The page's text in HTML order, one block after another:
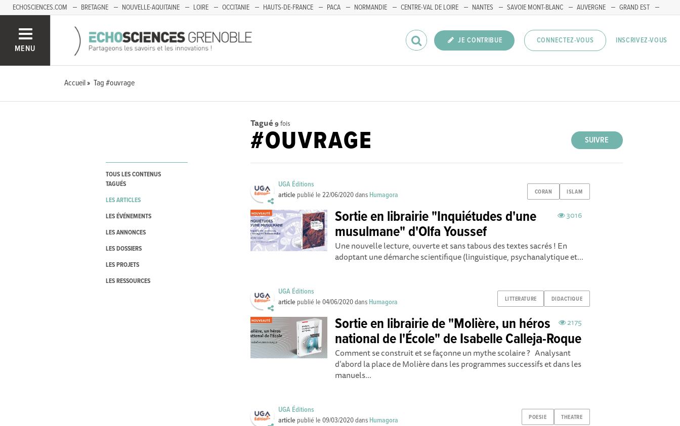
ECHOSCIENCES.COM BRETAGNE NOUVELLE-AQUITAINE LOIRE OCCITANIE HAUTS-DE-FRANCE PACA NORMANDIE CENTRE-VAL DE LOIRE NANTES SAVOIE MONT-BLANC AUVERGNE
GRAND EST
MENU
JE CONTRIBUE CONNECTEZ-VOUS INSCRIVEZ-VOUS
Accueil Tag #ouvrage
TOUS LES CONTENUS
TAGUÉS
LES ARTICLES
LES ÉVÉNEMENTS
LES ANNONCES
LES DOSSIERS
LES PROJETS
LES RESSOURCES
Tagué 9 fois
SUIVRE
#OUVRAGE
CORAN ISLAM
UGA Éditions
article publié le22/06/2020dans Humagora
3016
Sortie en librairie "Inquiétudes d'une
musulmane" d'Olfa Youssef
Une nouvelle lecture, ouverte et sans tabous des textes sacrés ! En
adoptant une démarche scientifique (linguistique, psychanalytique et...
LITTERATURE DIDACTIQUE
UGA Éditions
article publié le04/06/2020dans Humagora
2175
Sortie en librairie de "Molière, un héros
national de l'École" de Isabelle Calleja-Roque
Comment se construit et se façonne un mythe scolaire ? Analysant
d’abord la place de Molière dans les programmes successifs et dans les
manuels...
POESIE THEATRE
UGA Éditions
article publié le09/03/2020dans Humagora